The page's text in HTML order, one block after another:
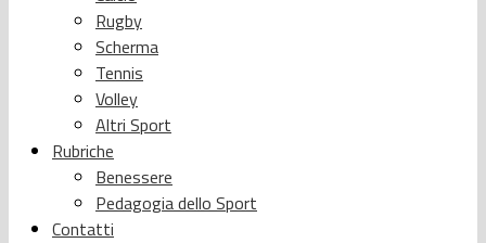
Rugby
Scherma
Tennis
Volley
Altri Sport
Rubriche
Benessere
Pedagogia dello Sport
Contatti